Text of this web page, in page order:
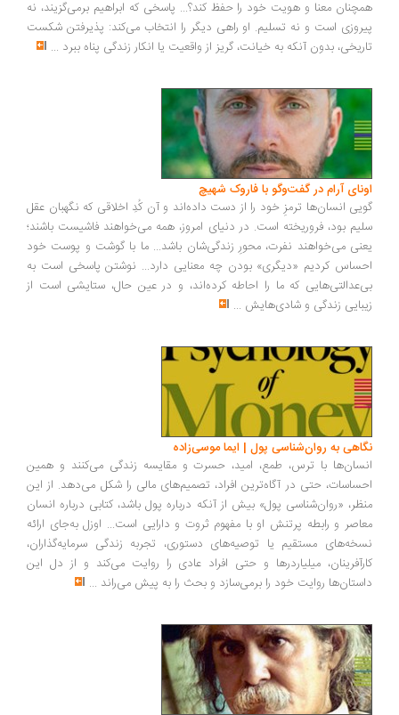
معنا و هویت خود را حفظ کند؟... پاسخی که ابراهیم برمی‌گزیند، نه
است و نه تسلیم. او راهی دیگر را انتخاب می‌کند: پذیرفتن شکست
بدون آنکه به خیانت، گریز از واقعیت یا انکار زندگی پناه ببرد...
آرام در گفت‌وگو با فاروک شهیچ‭
انسان‌ها ترمزِ خود را از دست داده‌اند و آن کُدِ اخلاقی که نگهبان عقل
بود، فروریخته است. در دنیای امروز، همه می‌خواهند فاشیست باشند؛
می‌خواهند نفرت، محورِ زندگی‌شان باشد... ما با گوشت و پوست خود
کردیم «دیگری» بودن چه معنایی دارد... نوشتن پاسخی است به
که ما را احاطه کرده‌اند، و در عین حال، ستایشی است از
زندگی و شادی‌هایش...
به روان‌شناسی پول | ایما موسی‌زاده
با ترس، طمع، امید، حسرت و مقایسه زندگی می‌کنند و همین
حتی در آگاه‌ترین افراد، تصمیم‌های مالی را شکل می‌دهد. از این
«روان‌شناسی پول» بیش از آنکه درباره پول باشد، کتابی درباره انسان
و رابطه پرتنش او با مفهوم ثروت و دارایی است... اوزل به‌جای ارائه
مستقیم یا توصیه‌های دستوری، تجربه زندگی سرمایه‌گذاران،
میلیاردرها و حتی افراد عادی را روایت می‌کند و از دل این
روایت خود را برمی‌سازد و بحث را به پیش می‌راند ...